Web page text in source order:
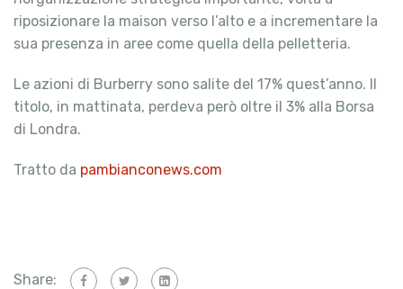
riposizionare la maison verso l’alto e a incrementare la
sua presenza in aree come quella della pelletteria.
Le azioni di Burberry sono salite del 17% quest’anno. Il
titolo, in mattinata, perdeva però oltre il 3% alla Borsa
di Londra.
Tratto da pambianconews.com
Share: